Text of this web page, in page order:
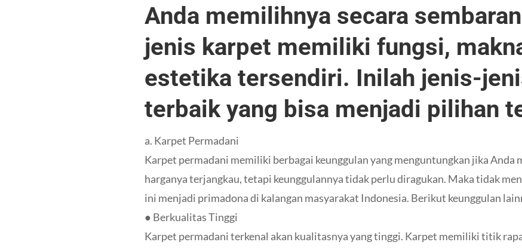
Anda memilihnya secara
jenis karpet memiliki fungsi,
estetika tersendiri. Inilah jenis-
terbaik yang bisa menjadi pilihan
a. Karpet Permadani
Karpet permadani memiliki berbagai keunggulan yang menguntungkan jika Anda
harganya terjangkau, tetapi keunggulannya tidak perlu diragukan. Maka tidak
ini menjadi primadona di kalangan masyarakat Indonesia. Berikut keunggulan
● Berkualitas Tinggi
Karpet permadani terkenal akan kualitasnya yang tinggi. Karpet memiliki titik